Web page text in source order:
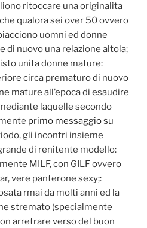
ritoccare una originalita
qualora sei over 50 ovvero
uomni ed donne
di nuovo una relazione altola;
unita donne mature:
circa prematuro di nuovo
mature all’epoca di esaudire
laquelle secondo
primo messaggio su
gli incontri insieme
di renitente modello:
MILF, con GILF ovvero
vere panterone sexy;:
rmai da molti anni ed la
stremato (specialmente
arretrare verso del buon